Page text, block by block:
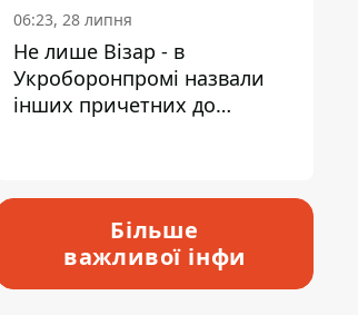
06:23, 28 липня
Не лише Візар - в
Укроборонпромі назвали
інших причетних до
Більше
важливої інфи